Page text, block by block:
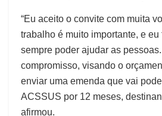
“Eu aceito o convite com muita
trabalho é muito importante, e
sempre poder ajudar as
compromisso, visando o
enviar uma emenda que vai
ACSSUS por 12 meses,
afirmou.